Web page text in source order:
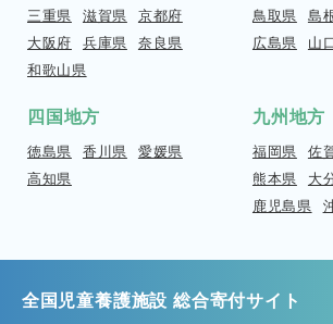
三重県 滋賀県 京都府
大阪府 兵庫県 奈良県
和歌山県
鳥取県 島
広島県
山
四国地方
徳島県 香川県 愛媛県
高知県
九州地方
福岡県 佐
熊本県
大
鹿児島県
全国児童養護施設 総合寄付サイト